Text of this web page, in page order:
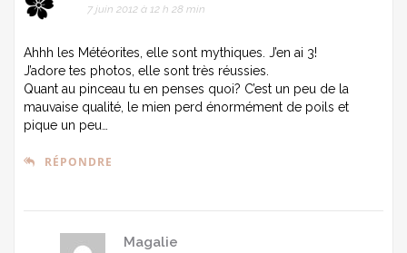
7 juin 2012 à 12 h 28 min
Ahhh les Météorites, elle sont mythiques. J’en ai 3!
J’adore tes photos, elle sont très réussies.
Quant au pinceau tu en penses quoi? C’est un peu de la
mauvaise qualité, le mien perd énormément de poils et
pique un peu…
RÉPONDRE
Magalie